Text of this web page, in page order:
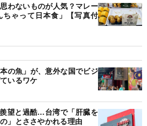
わないものが人気？マレー
ちゃって日本食」【写真付
の魚」が、意外な国でビジ
いるワケ
望と過酷…台湾で「肝臓を
」とささやかれる理由